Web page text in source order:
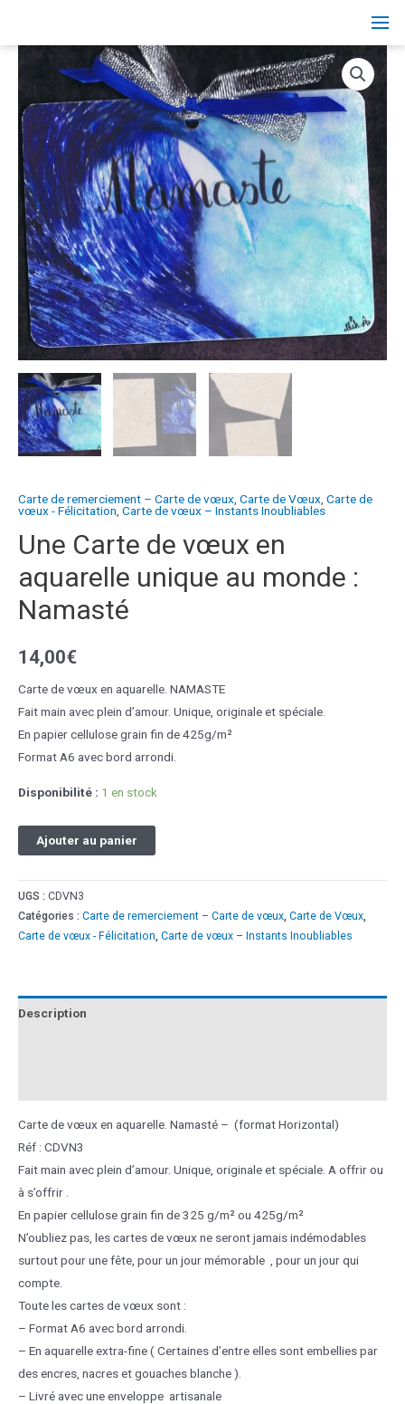
Carte de remerciement – Carte de vœux Carte de Vœux Carte de
vœux - Félicitation Carte de vœux – Instants Inoubliables
Une Carte de vœux en
aquarelle unique au monde :
Namasté
14,00€
Carte de vœux en aquarelle. NAMASTE
Fait main avec plein d’amour. Unique, originale et spéciale.
En papier cellulose grain fin de 425g/m²
Format A6 avec bord arrondi.
Disponibilité : 1 en stock
Ajouter au panier
UGS : CDVN3
Catégories : Carte de remerciement – Carte de vœux, Carte de Vœux,
Carte de vœux - Félicitation, Carte de vœux – Instants Inoubliables
Description
Carte de vœux en aquarelle. Namasté – (format Horizontal)
Réf : CDVN3
Fait main avec plein d’amour. Unique, originale et spéciale. A offrir ou
à s’offrir .
En papier cellulose grain fin de 325 g/m² ou 425g/m²
N’oubliez pas, les cartes de vœux ne seront jamais indémodables
surtout pour une fête, pour un jour mémorable , pour un jour qui
compte.
Toute les cartes de vœux sont :
– Format A6 avec bord arrondi.
– En aquarelle extra-fine ( Certaines d’entre elles sont embellies par
des encres, nacres et gouaches blanche ).
– Livré avec une enveloppe artisanale